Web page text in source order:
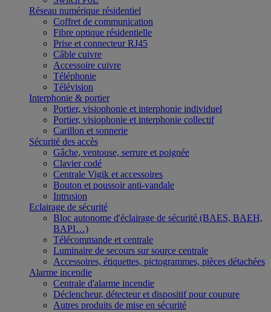
Réseau numérique résidentiel
Coffret de communication
Fibre optique résidentielle
Prise et connecteur RJ45
Câble cuivre
Accessoire cuivre
Téléphonie
Télévision
Interphonie & portier
Portier, visiophonie et interphonie individuel
Portier, visiophonie et interphonie collectif
Carillon et sonnerie
Sécurité des accès
Gâche, ventouse, serrure et poignée
Clavier codé
Centrale Vigik et accessoires
Bouton et poussoir anti-vandale
Intrusion
Eclairage de sécurité
Bloc autonome d'éclairage de sécurité (BAES, BAEH,
BAPI…)
Télécommande et centrale
Luminaire de secours sur source centrale
Accessoires, étiquettes, pictogrammes, pièces détachées
Alarme incendie
Centrale d'alarme incendie
Déclencheur, détecteur et dispositif pour coupure
Autres produits de mise en sécurité